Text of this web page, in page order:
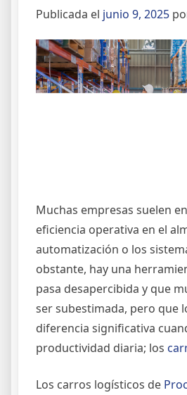
Publicada el junio 9, 2025
Muchas empresas suelen
eficiencia operativa en el
automatización o los
obstante, hay una
pasa desapercibida y que
ser subestimada, pero que
diferencia significativa
productividad diaria; los
Los carros logísticos de